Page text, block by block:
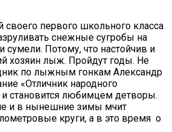
первого школьного класса
снежные сугробы на
Потому, что настойчив и
хозяин лыж. Пройдут годы. Не
по лыжным гонкам Александр
«Отличник народного
становится любимцем детворы.
и в нынешние зимы мчит
круги, а в это время о